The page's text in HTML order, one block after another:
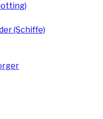
(Schiffe)